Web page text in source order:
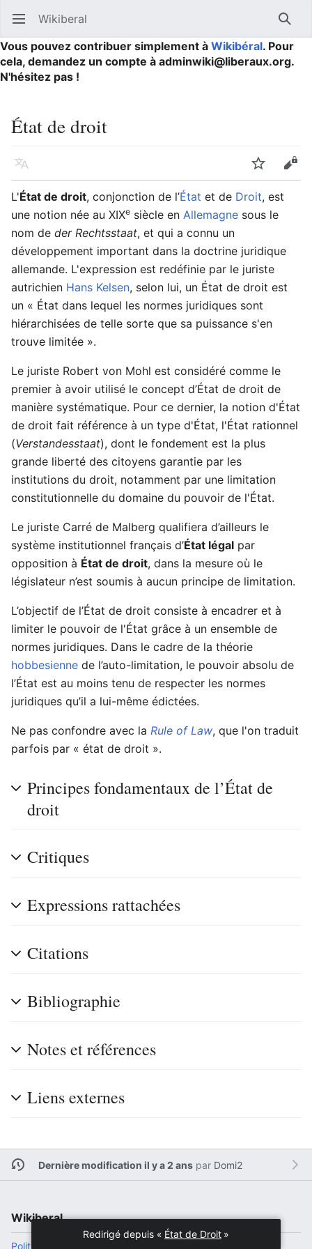
Ouvrir le menu principal Wikiberal
Vous pouvez contribuer simplement à Wikibéral. Pour
cela, demandez un compte à adminwiki@liberaux.org.
N'hésitez pas !
État de droit
Langue Suivre
L'État de droit, conjonction de l’État et de Droit, est
une notion née au XIXe siècle en Allemagne sous le
nom de der Rechtsstaat, et qui a connu un
développement important dans la doctrine juridique
allemande. L'expression est redéfinie par le juriste
autrichien Hans Kelsen, selon lui, un État de droit est
un « État dans lequel les normes juridiques sont
hiérarchisées de telle sorte que sa puissance s'en
trouve limitée ».
Le juriste Robert von Mohl est considéré comme le
premier à avoir utilisé le concept d’État de droit de
manière systématique. Pour ce dernier, la notion d'État
de droit fait référence à un type d'État, l'État rationnel
(Verstandesstaat), dont le fondement est la plus
grande liberté des citoyens garantie par les
institutions du droit, notamment par une limitation
constitutionnelle du domaine du pouvoir de l'État.
Le juriste Carré de Malberg qualifiera d’ailleurs le
système institutionnel français d’État légal par
opposition à État de droit, dans la mesure où le
législateur n’est soumis à aucun principe de limitation.
L’objectif de l’État de droit consiste à encadrer et à
limiter le pouvoir de l'État grâce à un ensemble de
normes juridiques. Dans le cadre de la théorie
hobbesienne de l’auto-limitation, le pouvoir absolu de
l’État est au moins tenu de respecter les normes
juridiques qu’il a lui-même édictées.
Ne pas confondre avec la Rule of Law, que l'on traduit
parfois par « état de droit ».
Principes fondamentaux de l’État de
droit
Critiques
Expressions rattachées
Citations
Bibliographie
Notes et références
Liens externes
Dernière modification il y a 2 anspar Domi2
Wikiberal
Politique de confidentialité
Redirigé depuis « État de Droit»